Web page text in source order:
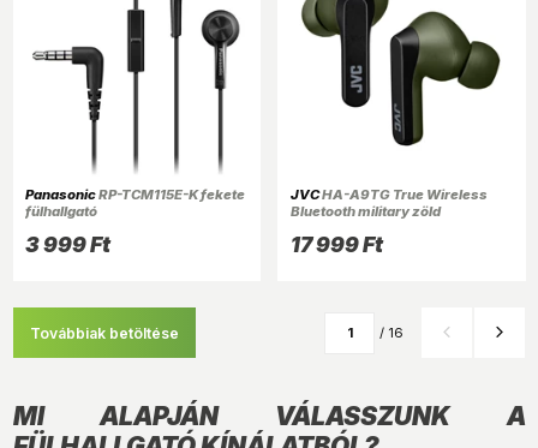
PanasonicRP-TCM115E-K fekete
fülhallgató
3 999 Ft
JVCHA-A9TG True Wireless
Bluetooth military zöld
17 999 Ft
Továbbiak betöltése / 16
MI ALAPJÁN VÁLASSZUNK A